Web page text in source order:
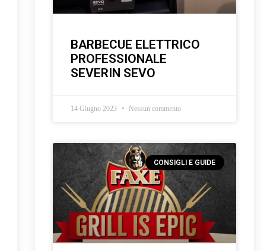
BARBECUE ELETTRICO
PROFESSIONALE
SEVERIN SEVO
14 Giugno 2023 Nessun commento
CONSIGLI E GUIDE